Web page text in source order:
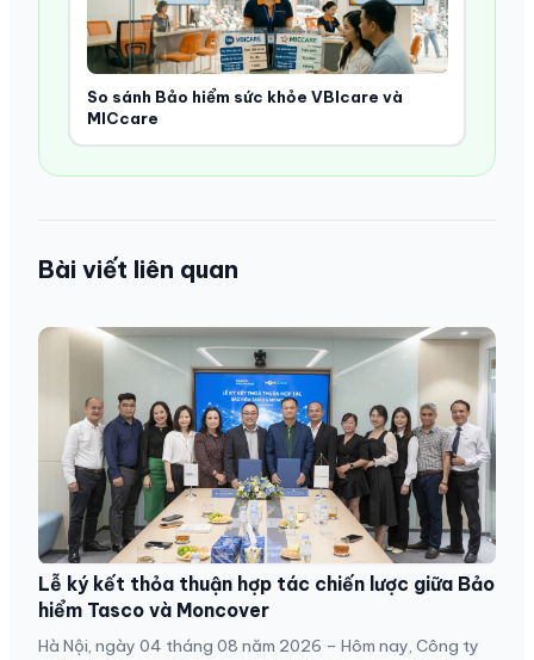
So sánh Bảo hiểm sức khỏe VBIcare và
MICcare
Bài viết liên quan
Lễ ký kết thỏa thuận hợp tác chiến lược giữa Bảo
hiểm Tasco và Moncover
Hà Nội, ngày 04 tháng 08 năm 2026 – Hôm nay, Công ty